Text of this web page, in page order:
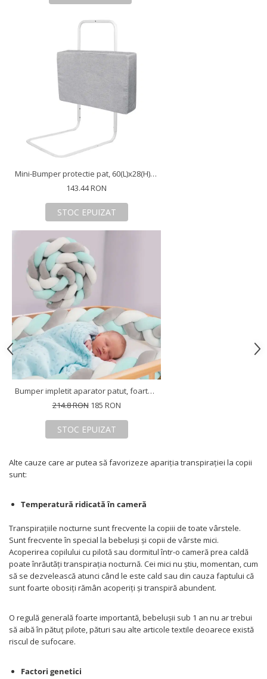
Mini-Bumper protectie pat, 60(L)x28(H) cm, Roz pastel
143.44 RON
STOC EPUIZAT
Bumper impletit aparator patut, foarte lung si ultra soft, Diverse dimensiuni
214.8 RON 185 RON
STOC EPUIZAT
Alte cauze care ar putea să favorizeze apariția transpirației la copii
sunt:
Temperatură ridicată în cameră
Transpirațiile nocturne sunt frecvente la copiii de toate vârstele.
Sunt frecvente în special la bebeluși și copii de vârste mici.
Acoperirea copilului cu pilotă sau dormitul într-o cameră prea caldă
poate înrăutăți transpirația nocturnă. Cei mici nu știu, momentan, cum
să se dezvelească atunci când le este cald sau din cauza faptului că
sunt foarte obosiți rămân acoperiți și transpiră abundent.
O regulă generală foarte importantă, bebelușii sub 1 an nu ar trebui
să aibă în pătuț pilote, pături sau alte articole textile deoarece există
riscul de sufocare.
Factori genetici